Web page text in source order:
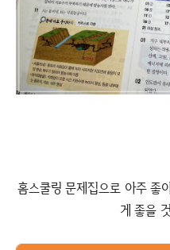
홈스쿨링 문제집으로 아주 좋
게 좋을